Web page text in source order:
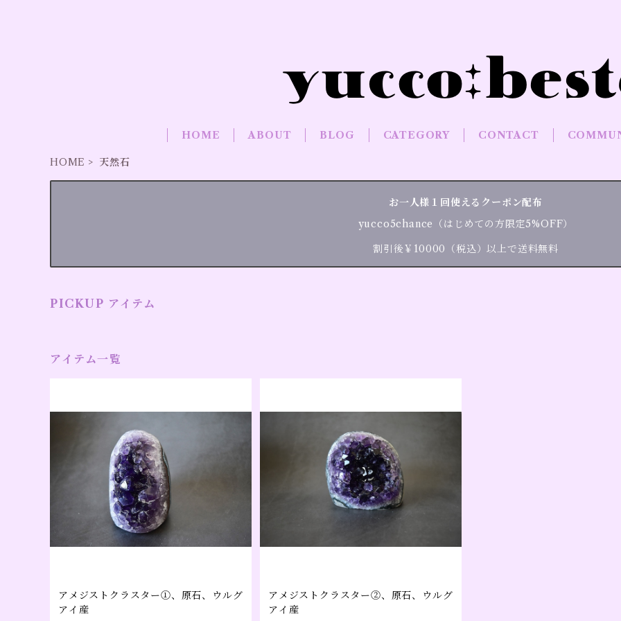
HOME ABOUT BLOG CATEGORY CONTACT
HOME 天然石
お一人様１回使えるクーポン配布
yucco5chance（はじめての方限定5%OFF）
割引後￥10000（税込）以上で送料無料
PICKUP アイテム
アイテム一覧
アメジストクラスター①、原石、ウルグ
アイ産
アメジストクラスター②、原石、ウルグ
アイ産